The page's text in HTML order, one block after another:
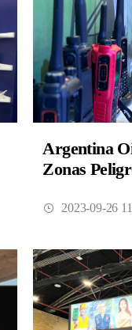
Argentina
Zonas
2023-09-26